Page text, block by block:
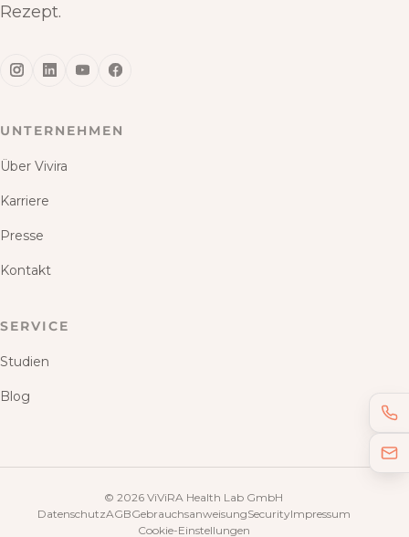
Rezept.
UNTERNEHMEN
Über Vivira
Karriere
Presse
Kontakt
SERVICE
Studien
Blog
© 2026 ViViRA Health Lab GmbH
DatenschutzAGBGebrauchsanweisungSecurityImpressum
Cookie-Einstellungen